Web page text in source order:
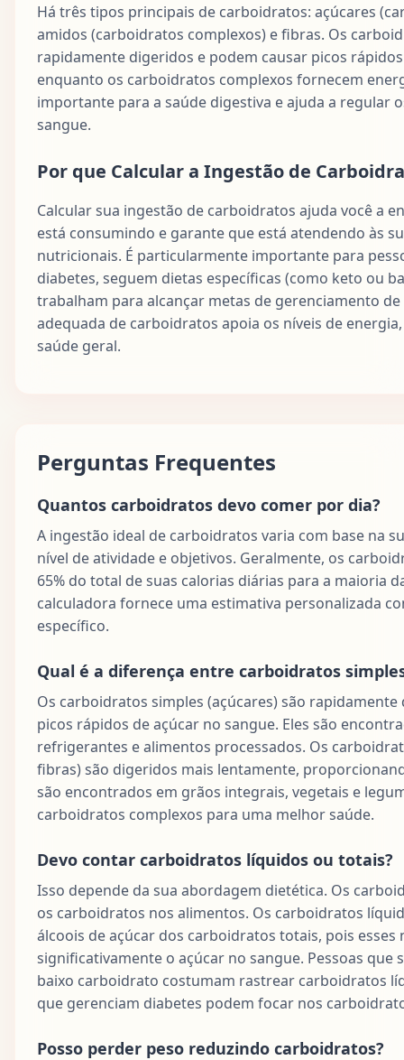
Há três tipos principais de carboidratos: açúcares
amidos (carboidratos complexos) e fibras. Os
rapidamente digeridos e podem causar picos
enquanto os carboidratos complexos fornecem
importante para a saúde digestiva e ajuda a regular
sangue.
Por que Calcular a Ingestão de
Calcular sua ingestão de carboidratos ajuda você a
está consumindo e garante que está atendendo às
nutricionais. É particularmente importante para
diabetes, seguem dietas específicas (como keto ou
trabalham para alcançar metas de gerenciamento de
adequada de carboidratos apoia os níveis de
saúde geral.
Perguntas Frequentes
Quantos carboidratos devo comer por dia?
A ingestão ideal de carboidratos varia com base na
nível de atividade e objetivos. Geralmente, os
65% do total de suas calorias diárias para a maioria
calculadora fornece uma estimativa personalizada
específico.
Qual é a diferença entre carboidratos
Os carboidratos simples (açúcares) são
picos rápidos de açúcar no sangue. Eles são
refrigerantes e alimentos processados. Os
fibras) são digeridos mais lentamente,
são encontrados em grãos integrais, vegetais e
carboidratos complexos para uma melhor saúde.
Devo contar carboidratos líquidos ou totais?
Isso depende da sua abordagem dietética. Os
os carboidratos nos alimentos. Os carboidratos
álcoois de açúcar dos carboidratos totais, pois esses
significativamente o açúcar no sangue. Pessoas que
baixo carboidrato costumam rastrear carboidratos
que gerenciam diabetes podem focar nos
Posso perder peso reduzindo carboidratos?